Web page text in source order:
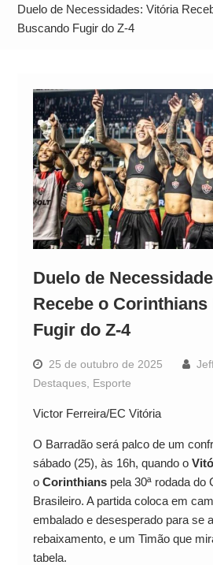
Operação Ágio: Ação policial
suspeitos e mira rede ligada a
Duelo de Necessidades: Vitória
Buscando Fugir do Z-4
Duelo de
Recebe o
Fugir do Z-4
25 de outubro de 2025
Destaques, Esporte
Victor Ferreira/EC Vitória
O Barradão será palco de um
sábado (25), às 16h, quando o
o Corinthianspela 30ª rodada do
Brasileiro. A partida coloca em
embalado e desesperado para se
rebaixamento, e um Timão que
tabela.